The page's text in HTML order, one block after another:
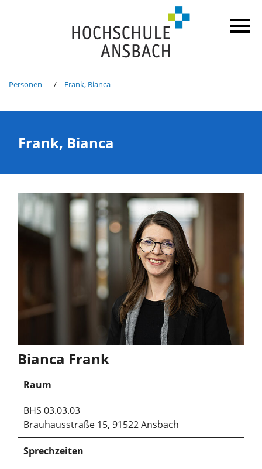
Personen Frank, Bianca
Frank, Bianca
Bianca Frank
Raum
BHS 03.03.03
Brauhausstraße 15, 91522 Ansbach
Sprechzeiten